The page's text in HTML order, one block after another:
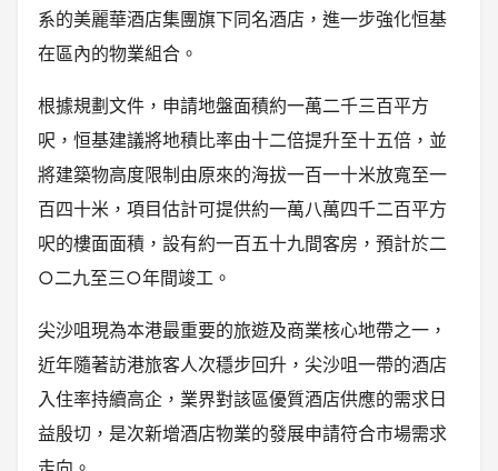
系的美麗華酒店集團旗下同名酒店，進一步強化恒基
在區內的物業組合。
根據規劃文件，申請地盤面積約一萬二千三百平方
呎，恒基建議將地積比率由十二倍提升至十五倍，並
將建築物高度限制由原來的海拔一百一十米放寬至一
百四十米，項目估計可提供約一萬八萬四千二百平方
呎的樓面面積，設有約一百五十九間客房，預計於二
○二九至三○年間竣工。
尖沙咀現為本港最重要的旅遊及商業核心地帶之一，
近年隨著訪港旅客人次穩步回升，尖沙咀一帶的酒店
入住率持續高企，業界對該區優質酒店供應的需求日
益殷切，是次新增酒店物業的發展申請符合市場需求